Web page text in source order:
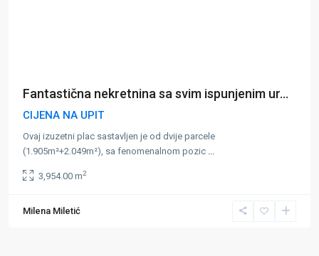
Fantastična nekretnina sa svim ispunjenim ur...
CIJENA NA UPIT
Ovaj izuzetni plac sastavljen je od dvije parcele
(1.905m²+2.049m²), sa fenomenalnom pozic ...
3,954.00 m2
Milena Miletić